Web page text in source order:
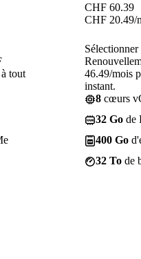
tout
CHF 60.39
CHF 20.49/
Sélectionner
46.49/mois
instant.
8 cœurs
32 Go de
400 Go
32 To de